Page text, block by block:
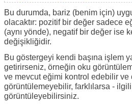
Bu durumda, bariz (benim için)
olacaktır: pozitif bir değer sadece
(aynı yönde), negatif bir değer ise
değişikliğidir.
Bu göstergeyi kendi başına işlem
getirirseniz, örneğin oku
ve mevcut eğimi kontrol edebilir ve
görüntülemeyebilir, farklılarsa -
görüntüleyebilirsiniz.